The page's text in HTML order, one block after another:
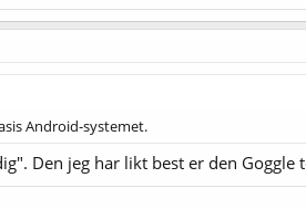
Android-systemet.
Den jeg har likt best er den